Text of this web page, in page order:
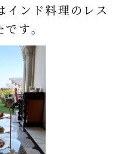
インド料理のレス
す。